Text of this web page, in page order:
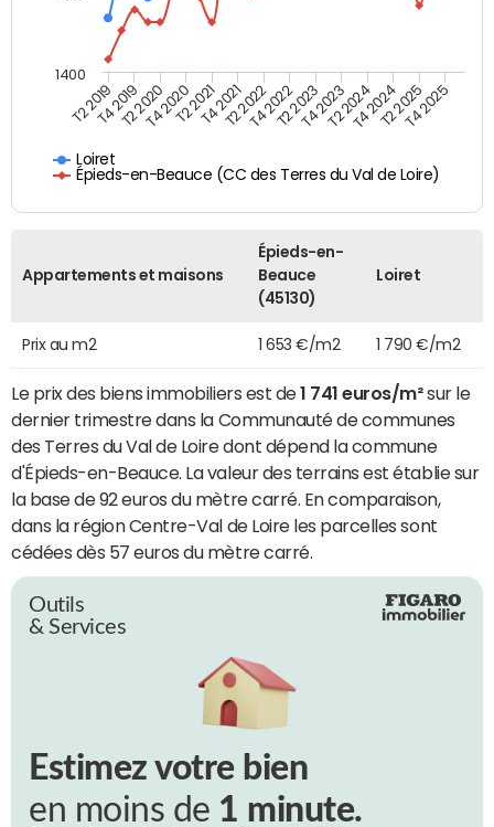
Loiret
Épieds-en-Beauce (CC des Terres du Val de Loire)
T2 2019T4 2019T2 2020T4 2020T2 2021T4 2021T2 2022T4 2022T2 2023T4 2023T2 2024T4 2024T2 2025T4 2025
1400
Appartements et maisons
Épieds-en-
Beauce
(45130)
Loiret
Prix au m2 1 653 €/m2 1 790 €/m2
Le prix des biens immobiliers est de1 741 euros/m²sur le
dernier trimestre dans la Communauté de communes
des Terres du Val de Loire dont dépend la commune
d'Épieds-en-Beauce. La valeur des terrains est établie sur
la base de 92 euros du mètre carré. En comparaison,
dans la région Centre-Val de Loire les parcelles sont
cédées dès 57 euros du mètre carré.
Outils
& Services
Estimez votre bien
en moins de 1 minute.